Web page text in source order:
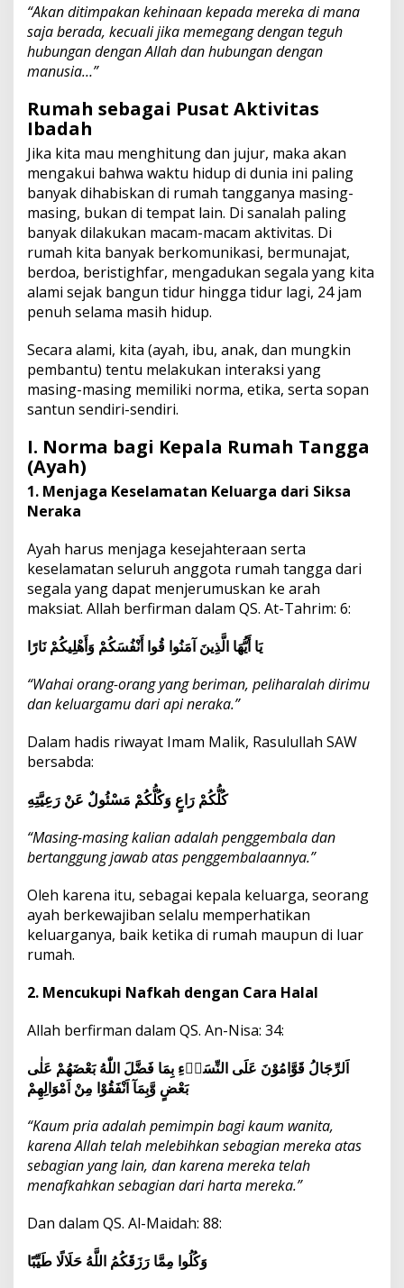
“Akan ditimpakan kehinaan kepada mereka di mana
saja berada, kecuali jika memegang dengan teguh
hubungan dengan Allah dan hubungan dengan
manusia…”
Rumah sebagai Pusat Aktivitas
Ibadah
Jika kita mau menghitung dan jujur, maka akan
mengakui bahwa waktu hidup di dunia ini paling
banyak dihabiskan di rumah tangganya masing-
masing, bukan di tempat lain. Di sanalah paling
banyak dilakukan macam-macam aktivitas. Di
rumah kita banyak berkomunikasi, bermunajat,
berdoa, beristighfar, mengadukan segala yang kita
alami sejak bangun tidur hingga tidur lagi, 24 jam
penuh selama masih hidup.
Secara alami, kita (ayah, ibu, anak, dan mungkin
pembantu) tentu melakukan interaksi yang
masing-masing memiliki norma, etika, serta sopan
santun sendiri-sendiri.
I. Norma bagi Kepala Rumah Tangga
(Ayah)
1. Menjaga Keselamatan Keluarga dari Siksa
Neraka
Ayah harus menjaga kesejahteraan serta
keselamatan seluruh anggota rumah tangga dari
segala yang dapat menjerumuskan ke arah
maksiat. Allah berfirman dalam QS. At-Tahrim: 6:
يَا أَيُّهَا الَّذِينَ آمَنُوا قُوا أَنْفُسَكُمْ وَأَهْلِيكُمْ نَارًا
“Wahai orang-orang yang beriman, peliharalah dirimu
dan keluargamu dari api neraka.”
Dalam hadis riwayat Imam Malik, Rasulullah SAW
bersabda:
كُلُّكُمْ رَاعٍ وَكُلُّكُمْ مَسْئُولٌ عَنْ رَعِيَّتِهِ
“Masing-masing kalian adalah penggembala dan
bertanggung jawab atas penggembalaannya.”
Oleh karena itu, sebagai kepala keluarga, seorang
ayah berkewajiban selalu memperhatikan
keluarganya, baik ketika di rumah maupun di luar
rumah.
2. Mencukupi Nafkah dengan Cara Halal
Allah berfirman dalam QS. An-Nisa: 34:
اَلرِّجَالُ قَوَّامُوْنَ عَلَى النِّسَاۤءِ بِمَا فَضَّلَ اللّٰهُ بَعْضَهُمْ عَلٰى
بَعْضٍ وَّبِمَآ اَنْفَقُوْا مِنْ اَمْوَالِهِمْ
“Kaum pria adalah pemimpin bagi kaum wanita,
karena Allah telah melebihkan sebagian mereka atas
sebagian yang lain, dan karena mereka telah
menafkahkan sebagian dari harta mereka.”
Dan dalam QS. Al-Maidah: 88:
وَكُلُوا مِمَّا رَزَقَكُمُ اللَّهُ حَلَالًا طَيِّبًا